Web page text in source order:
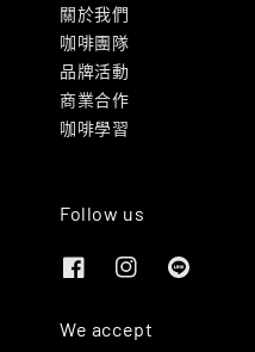
關於我們
咖啡團隊
品牌活動
商業合作
咖啡學習
Follow us
We accept